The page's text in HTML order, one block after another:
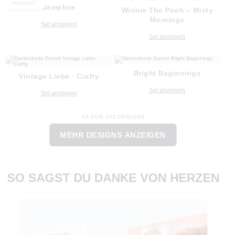
Semplice
Set anzeigen
Winnie The Pooh – Misty
Mornings
Set anzeigen
Vintage Liebe · Crafty
Set anzeigen
Bright Beginnings
Set anzeigen
48 VON 392 DESIGNS
MEHR DESIGNS ANZEIGEN
SO SAGST DU DANKE VON HERZEN